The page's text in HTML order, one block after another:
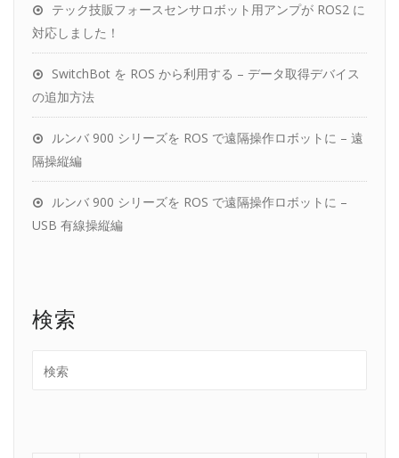
テック技販フォースセンサロボット用アンプが ROS2 に
対応しました！
SwitchBot を ROS から利用する – データ取得デバイス
の追加方法
ルンバ 900 シリーズを ROS で遠隔操作ロボットに – 遠
隔操縦編
ルンバ 900 シリーズを ROS で遠隔操作ロボットに –
USB 有線操縦編
検索